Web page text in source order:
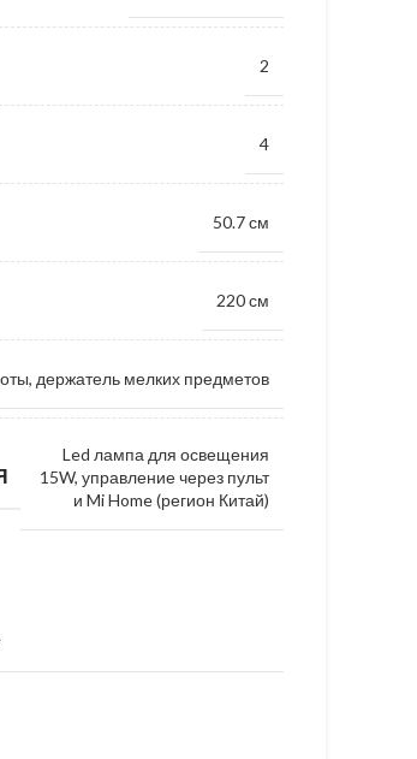
2
4
50.7 см
220 см
держатель мелких предметов
Led лампа для освещения
15W, управление через пульт
и Mi Home (регион Китай)